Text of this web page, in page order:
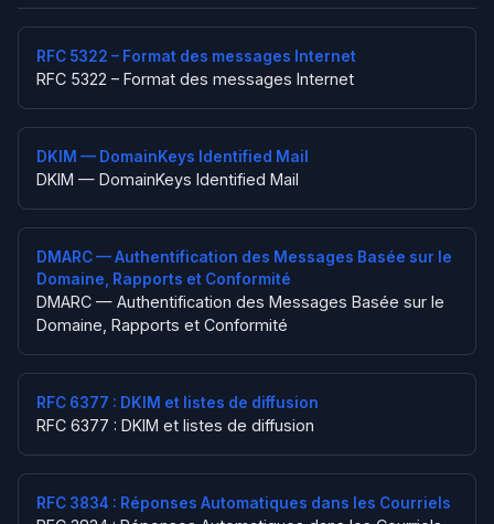
RFC 5322 – Format des messages Internet
RFC 5322 – Format des messages Internet
DKIM — DomainKeys Identified Mail
DKIM — DomainKeys Identified Mail
DMARC — Authentification des Messages Basée sur le
Domaine, Rapports et Conformité
DMARC — Authentification des Messages Basée sur le
Domaine, Rapports et Conformité
RFC 6377 : DKIM et listes de diffusion
RFC 6377 : DKIM et listes de diffusion
RFC 3834 : Réponses Automatiques dans les Courriels